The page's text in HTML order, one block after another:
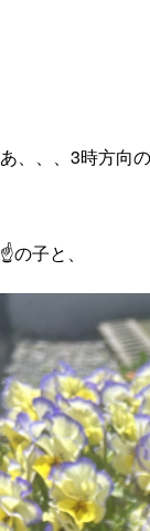
あ、、、3時方向
☝️の子と、